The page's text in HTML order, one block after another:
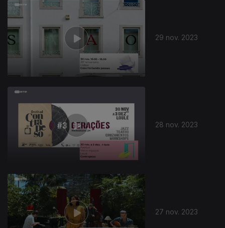
29 nov. 2023
28 nov. 2023
27 nov. 2023